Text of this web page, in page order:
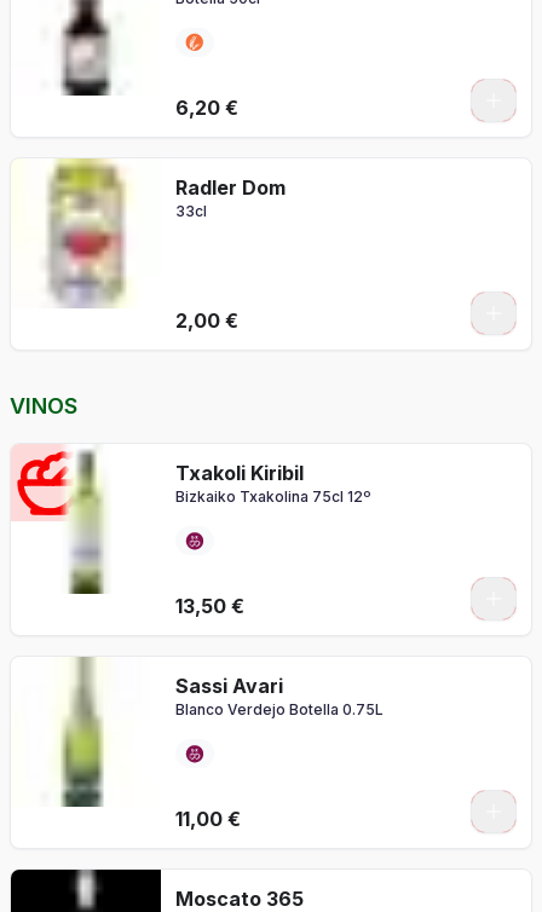
6,20 €
Radler Dom
33cl
2,00 €
VINOS
Txakoli Kiribil
Bizkaiko Txakolina 75cl 12º
13,50 €
Sassi Avari
Blanco Verdejo Botella 0.75L
11,00 €
Moscato 365